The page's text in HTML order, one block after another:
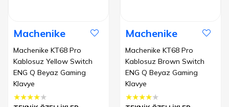
Machenike
Machenike KT68 Pro
Kablosuz Yellow Switch
ENG Q Beyaz Gaming
Klavye
★★★★★
Machenike
Machenike KT68 Pro
Kablosuz Brown Switch
ENG Q Beyaz Gaming
Klavye
★★★★★